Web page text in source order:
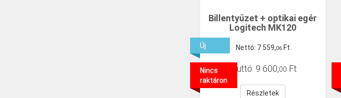
Billentyűzet + optikai egér
Logitech MK120
Nettó: 7 559,06 Ft
Bruttó: 9 600,00 Ft
Részletek
Új
Nincs
raktáron